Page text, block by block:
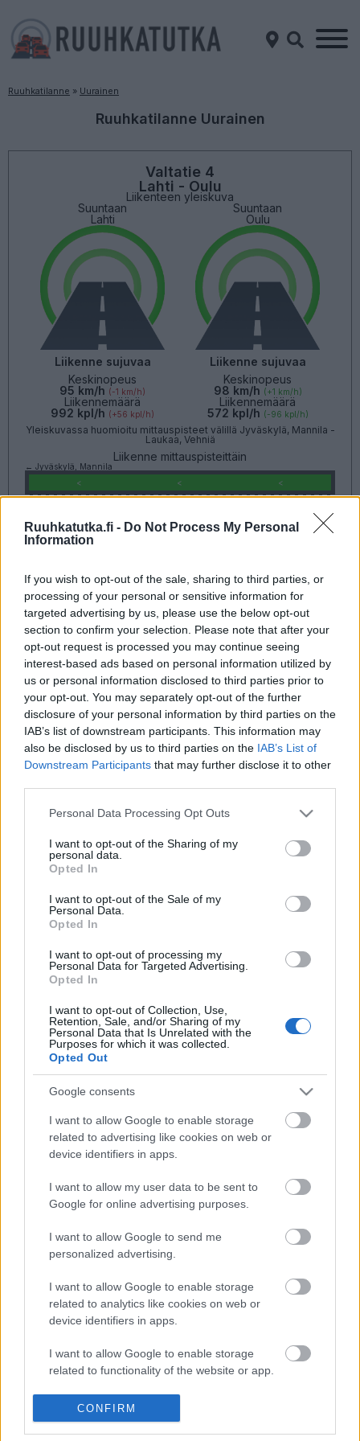
Ruuhkatutka.fi - Do Not Process My Personal
Information
If you wish to opt-out of the sale, sharing to third parties, or
processing of your personal or sensitive information for
targeted advertising by us, please use the below opt-out
section to confirm your selection. Please note that after your
opt-out request is processed you may continue seeing
interest-based ads based on personal information utilized by
us or personal information disclosed to third parties prior to
your opt-out. You may separately opt-out of the further
disclosure of your personal information by third parties on the
IAB’s list of downstream participants. This information may
also be disclosed by us to third parties on the IAB’s List of
Downstream Participants that may further disclose it to other
Please note that this website/app uses one or more Google
not limited to your visit or usage behaviour. You may click to
grant or deny consent to Google and its third-party tags to
use your data for below specified purposes in below Google
consent section.
Personal Data Processing Opt Outs
I want to opt-out of the Sharing of my
personal data.
Opted In
I want to opt-out of the Sale of my
Personal Data.
Opted In
I want to opt-out of processing my
Personal Data for Targeted Advertising.
Opted In
I want to opt-out of Collection, Use,
Retention, Sale, and/or Sharing of my
Personal Data that Is Unrelated with the
Purposes for which it was collected.
Opted Out
Google consents
I want to allow Google to enable storage
related to advertising like cookies on web or
device identifiers in apps.
I want to allow my user data to be sent to
Google for online advertising purposes.
I want to allow Google to send me
personalized advertising.
I want to allow Google to enable storage
related to analytics like cookies on web or
device identifiers in apps.
I want to allow Google to enable storage
related to functionality of the website or app.
I want to allow Google to enable storage
related to personalization.
CONFIRM
Ruuhkatilanne » Uurainen
Ruuhkatilanne Uurainen
Valtatie 4
Lahti - Oulu
Liikenteen yleiskuva
Suuntaan
Lahti
Liikenne sujuvaa
Keskinopeus
95 km/h (-1 km/h)
Liikennemäärä
992 kpl/h (+56 kpl/h)
Suuntaan
Oulu
Liikenne sujuvaa
Keskinopeus
98 km/h (+1 km/h)
Liikennemäärä
572 kpl/h (-96 kpl/h)
Yleiskuvassa huomioitu mittauspisteet välillä Jyväskylä, Mannila -
Laukaa, Vehniä
Liikenne mittauspisteittäin
← Jyväskylä, Mannila
<
< <
Laukaa, Vehniä →
Näytä Valtatie 4 kaikki mittauspisteet
Valtatie 18
Seinäjoki - Jyväskylä
Liikenteen yleiskuva
Suuntaan
Seinäjoki
Liikenne sujuvaa
Keskinopeus
Liikennemäärä
Suuntaan
Jyväskylä
Liikenne sujuvaa
Keskinopeus
Liikennemäärä
Yleiskuvassa huomioitu mittauspisteet välillä Petäjävesi,
Vehkasuo - Petäjävesi, Vehkasuo
← Petäjävesi, Vehkasuo
<
Tiedot päivitetty 09.08.2026 18:45
Seututie 637
Liikenteen yleiskuva
Suuntaan
Jyväskylä
Liikenne sujuvaa
Keskinopeus
85 km/h
288 kpl/h(-31 kpl/h)
Suuntaan
Liikenne sujuvaa
Keskinopeus
82 km/h
Liikennemäärä
396 kpl/h
(+121 kpl/h)
Yleiskuvassa huomioitu mittauspisteet välillä Jyväskylä,
Palokangas - Jyväskylä, Palokangas
Liikenne mittauspisteittäin
← Jyväskylä, Palokangas
<
Jyväskylä, Palokangas →
Näytä Seututie 637 kaikki mittauspisteet
Tiedot päivitetty 09.08.2026 18:45